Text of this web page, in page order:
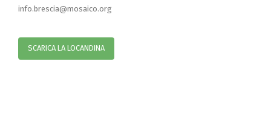
info.brescia@mosaico.org
SCARICA LA LOCANDINA